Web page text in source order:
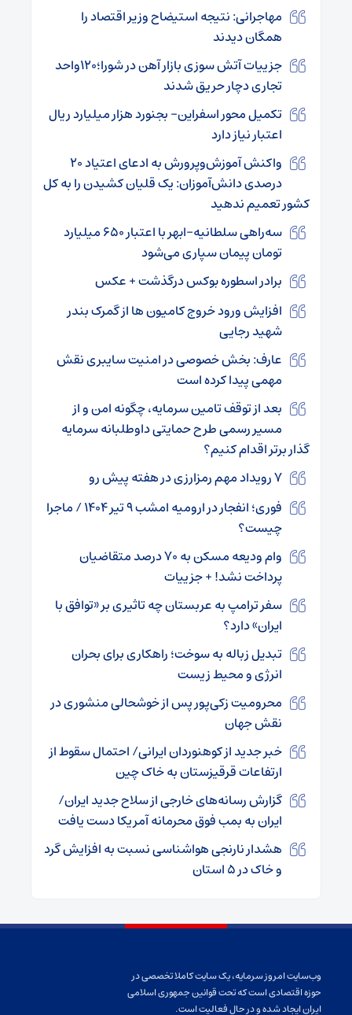
مهاجرانی: نتیجه استیضاح وزیر اقتصاد را
همگان دیدند
جزییات آتش سوزی بازار آهن در شورا؛۱۲۰واحد
تجاری دچار حریق شدند
تکمیل محور اسفراین- بجنورد هزار میلیارد ریال
اعتبار نیاز دارد
واکنش آموزش‌وپرورش به ادعای اعتیاد ۲۰
درصدی دانش‌آموزان: یک قلیان کشیدن را به کل
کشور تعمیم ندهید
سه‌راهی سلطانیه–ابهر با اعتبار ۶۵۰ میلیارد
تومان پیمان سپاری می‌شود
برادر اسطوره بوکس درگذشت + عکس
افزایش ورود خروج کامیون ها از گمرک بندر
شهید رجایی
عارف: بخش خصوصی در امنیت سایبری نقش
مهمی پیدا کرده است
بعد از توقف تامین سرمایه، چگونه امن و از
مسیر رسمی طرح حمایتی داوطلبانه سرمایه
گذار برتر اقدام کنیم؟
۷ رویداد مهم رمزارزی در هفته پیش رو
فوری؛ انفجار در ارومیه امشب ۹ تیر ۱۴۰۴ / ماجرا
چیست؟
وام ودیعه مسکن به ۷۰ درصد متقاضیان
پرداخت نشد! + جزییات
سفر ترامپ به عربستان چه تاثیری بر «توافق با
ایران» دارد؟
تبدیل زباله به سوخت؛ راهکاری برای بحران
انرژی و محیط زیست
محرومیت زکی‌پور پس از خوشحالی منشوری در
نقش جهان
خبر جدید از کوهنوردان ایرانی/ احتمال سقوط از
ارتفاعات قرقیزستان به خاک چین
گزارش رسانه‌های خارجی از سلاح جدید ایران/
ایران به بمب فوق محرمانه آمریکا دست یافت
هشدار نارنجی هواشناسی نسبت به افزایش گرد
و خاک در ۵ استان
وب‌سایت امروز سرمایه، یک سایت کاملا تخصصی در
حوزه اقتصادی است که تحت قوانین جمهوری اسلامی
ایران ایجاد شده و در حال فعالیت است.